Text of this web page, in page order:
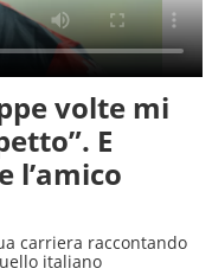
volte mi
E
l’amico
carriera raccontando
italiano